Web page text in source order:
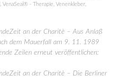
VenaSeal® - Therapie Venenkleber
an der Charitè – Aus Anlaß
dem Mauerfall am 9. 11. 1989
Zeilen erneut veröffentlichen:
an der Charitè – Die Berliner